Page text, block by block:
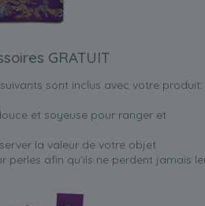
GRATUIT
sont inclus avec votre produit:
et soyeuse pour ranger et
la valeur de votre objet
perles afin qu'ils ne perdent jamais